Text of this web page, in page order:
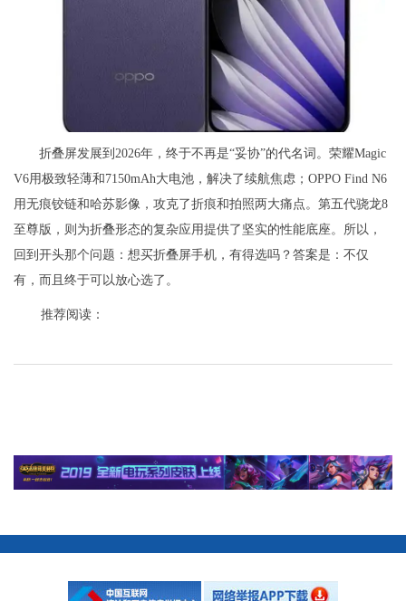
折叠屏发展到2026年，终于不再是“妥协”的代名词。荣耀Magic
V6用极致轻薄和7150mAh大电池，解决了续航焦虑；OPPO Find N6
用无痕铰链和哈苏影像，攻克了折痕和拍照两大痛点。第五代骁龙8
至尊版，则为折叠形态的复杂应用提供了坚实的性能底座。所以，
回到开头那个问题：想买折叠屏手机，有得选吗？答案是：不仅
有，而且终于可以放心选了。
推荐阅读：